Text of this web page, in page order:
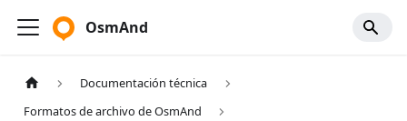
OsmAnd
Documentación técnica
Formatos de archivo de OsmAnd